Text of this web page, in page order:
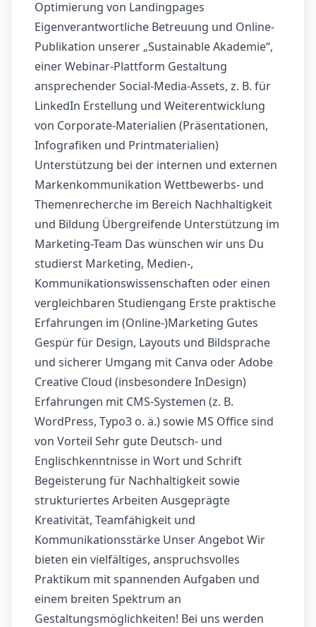
Optimierung von Landingpages
Eigenverantwortliche Betreuung und Online-
Publikation unserer „Sustainable Akademie“,
einer Webinar-Plattform Gestaltung
ansprechender Social-Media-Assets, z. B. für
LinkedIn Erstellung und Weiterentwicklung
von Corporate-Materialien (Präsentationen,
Infografiken und Printmaterialien)
Unterstützung bei der internen und externen
Markenkommunikation Wettbewerbs- und
Themenrecherche im Bereich Nachhaltigkeit
und Bildung Übergreifende Unterstützung im
Marketing-Team Das wünschen wir uns Du
studierst Marketing, Medien-,
Kommunikationswissenschaften oder einen
vergleichbaren Studiengang Erste praktische
Erfahrungen im (Online-)Marketing Gutes
Gespür für Design, Layouts und Bildsprache
und sicherer Umgang mit Canva oder Adobe
Creative Cloud (insbesondere InDesign)
Erfahrungen mit CMS-Systemen (z. B.
WordPress, Typo3 o. ä.) sowie MS Office sind
von Vorteil Sehr gute Deutsch- und
Englischkenntnisse in Wort und Schrift
Begeisterung für Nachhaltigkeit sowie
strukturiertes Arbeiten Ausgeprägte
Kreativität, Teamfähigkeit und
Kommunikationsstärke Unser Angebot Wir
bieten ein vielfältiges, anspruchsvolles
Praktikum mit spannenden Aufgaben und
einem breiten Spektrum an
Gestaltungsmöglichkeiten! Bei uns werden